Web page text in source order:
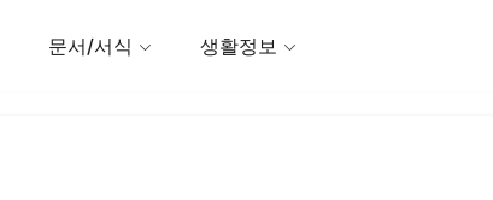
문서/서식 생활정보